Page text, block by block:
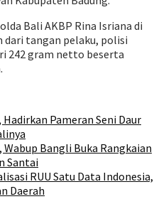
Bali AKBP Rina Isriana di
dari tangan pelaku, polisi
242 gram netto beserta
Hadirkan Pameran Seni Daur
Wabup Bangli Buka Rangkaian
Santai
RUU Satu Data Indonesia,
Daerah